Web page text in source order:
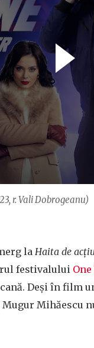
r. Vali Dobrogeanu)
la Haita de
festivalului
Deși în film
Mihăescu